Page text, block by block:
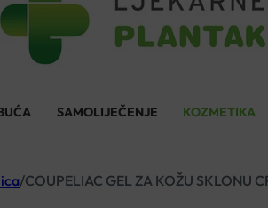
SAMOLIJEČENJE KOZMETIKA
/COUPELIAC GEL ZA KOŽU SKLONU